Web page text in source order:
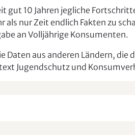
gut 10 Jahren jegliche
als nur Zeit endlich Fakten zu
an Volljährige Konsumenten.
Daten aus anderen Ländern, die
Jugendschutz und